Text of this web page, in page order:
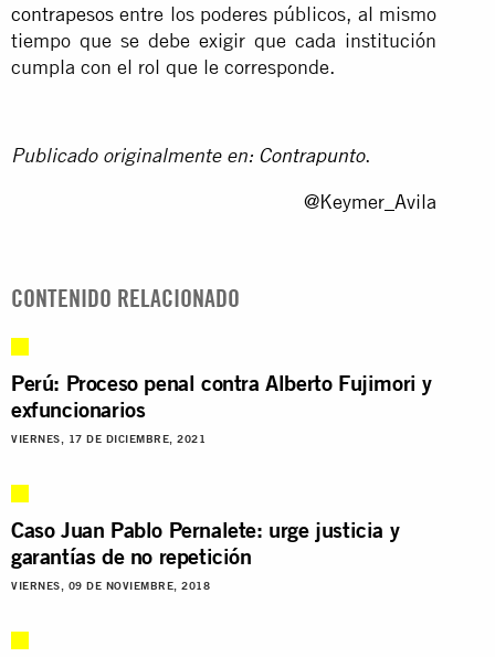
contrapesos entre los poderes públicos, al mismo
tiempo que se debe exigir que cada institución
cumpla con el rol que le corresponde.
Publicado originalmente en: Contrapunto.
@Keymer_Avila
CONTENIDO RELACIONADO
Perú: Proceso penal contra Alberto Fujimori y
exfuncionarios
VIERNES, 17 DE DICIEMBRE, 2021
Caso Juan Pablo Pernalete: urge justicia y
garantías de no repetición
VIERNES, 09 DE NOVIEMBRE, 2018